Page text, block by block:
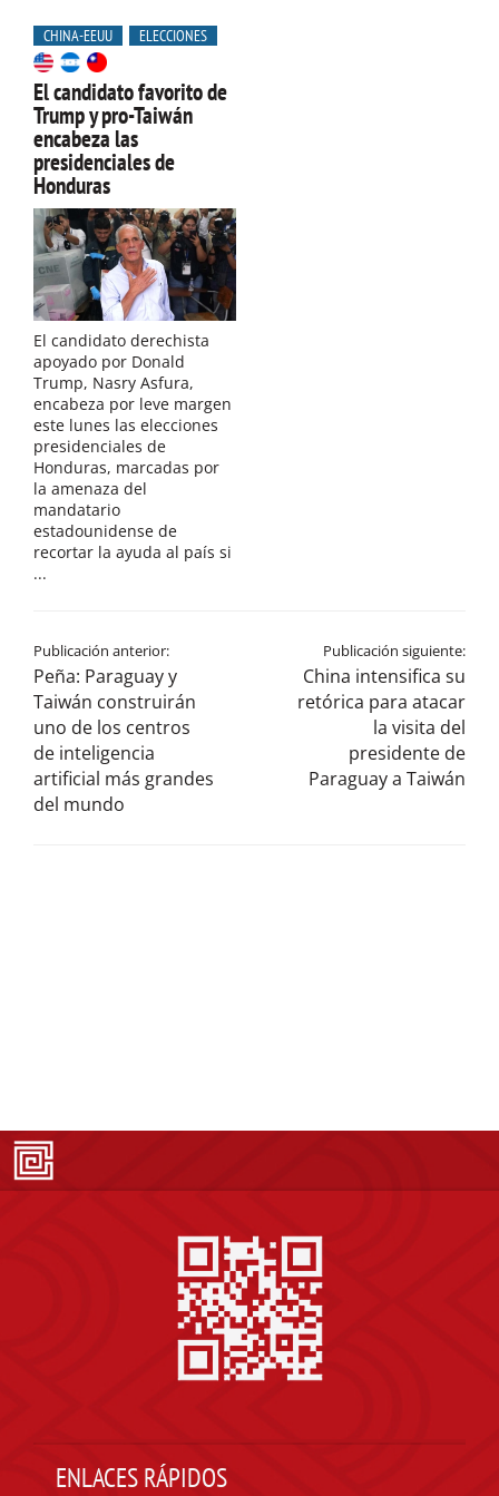
CHINA-EEUU ELECCIONES
El candidato favorito de
Trump y pro-Taiwán
encabeza las
presidenciales de
Honduras
El candidato derechista
apoyado por Donald
Trump, Nasry Asfura,
encabeza por leve margen
este lunes las elecciones
presidenciales de
Honduras, marcadas por
la amenaza del
mandatario
estadounidense de
recortar la ayuda al país si
...
Publicación anterior:
Peña: Paraguay y
Taiwán construirán
uno de los centros
de inteligencia
artificial más grandes
del mundo
Publicación siguiente:
China intensifica su
retórica para atacar
la visita del
presidente de
Paraguay a Taiwán
ENLACES RÁPIDOS